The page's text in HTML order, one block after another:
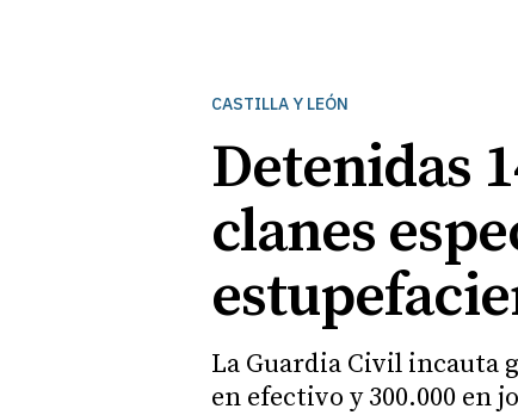
CASTILLA Y LEÓN
Detenidas
clanes
La Guardia Civil incauta
en efectivo y 300.000 en